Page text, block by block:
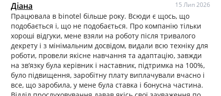
Діана 15 Лип 2026
Працювала в binotel більше року. Всюди є щось, що
подобається і, що не подобається. Про компанію тільки
хороші відгуки, мене взяли на роботу після тривалого
декрету і з мінімальним досвідом, видали всю техніку для
роботи, провели якісне навчання та адаптацію, завжди
на зв’язку була керівник і наставник, підтримка на 100%,
було підвищення, заробітну плату виплачували вчасно і
все, що заробила, у мене була ставка і бонусна частина.